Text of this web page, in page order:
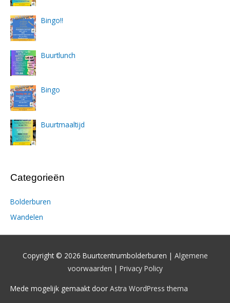
Bingo!!
Buurtlunch
Bingo
Buurtmaaltijd
Categorieën
Bolderburen
Wandelen
Copyright © 2026 Buurtcentrumbolderburen | Algemene
voorwaarden | Privacy Policy
Mede mogelijk gemaakt door Astra WordPress thema